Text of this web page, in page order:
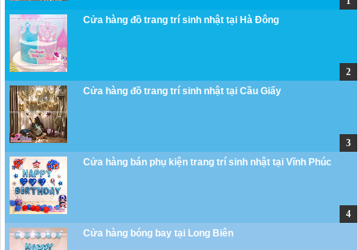
Cửa hàng đồ trang trí sinh nhật tại Hà Đông
Cửa hàng đồ trang trí sinh nhật tại Cầu Giấy
Cửa hàng bán phụ kiện trang trí sinh nhật tại Vĩnh Phúc
Cửa hàng bóng bay tại Long Biên